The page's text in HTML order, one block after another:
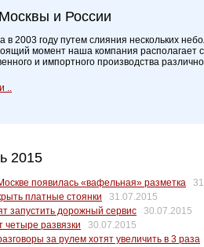
и России
2003 году путем слияния нескольких
момент наша компания располагает
и импортного производства
..
2015
появилась «вафельная» разметка
платные стоянки
31.07.2015
запустить дорожный сервис
30.07.2015
четыре развязки
30.07.2015
за рулем хотят увеличить в 3 раза